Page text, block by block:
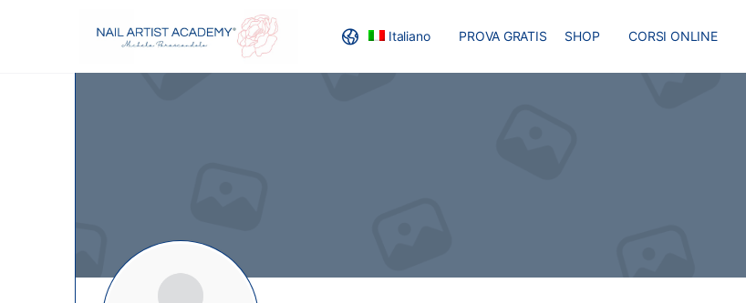
Italiano PROVA GRATIS SHOP CORSI ONLINE